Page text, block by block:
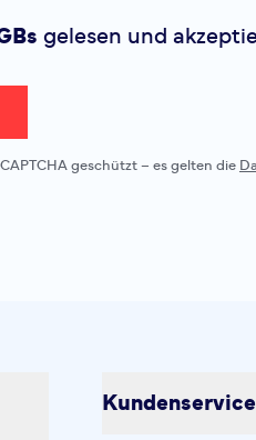
gelesen und
geschützt – es gelten die
Kundenservice